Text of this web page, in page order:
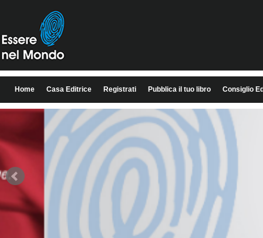
Home Casa Editrice Registrati Pubblica il tuo libro Consiglio